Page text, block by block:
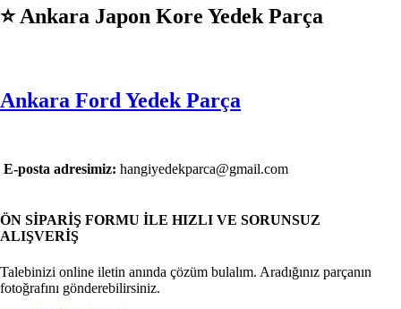
⭐️ Ankara Japon Kore Yedek Parça
Ankara Ford Yedek Parça
E-posta adresimiz: hangiyedekparca@gmail.com
ÖN SİPARİŞ FORMU İLE HIZLI VE SORUNSUZ
ALIŞVERİŞ
Talebinizi online iletin anında çözüm bulalım. Aradığınız parçanın
fotoğrafını gönderebilirsiniz.